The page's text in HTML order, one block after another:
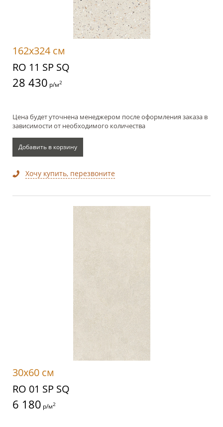
162x324 см
RO 11 SP SQ
28 430 р/м2
Цена будет уточнена менеджером после оформления заказа в
зависимости от необходимого количества
Добавить в корзину
Хочу купить, перезвоните
30x60 см
RO 01 SP SQ
6 180 р/м2